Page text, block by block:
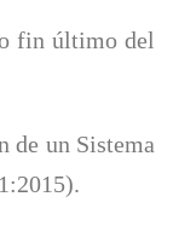
fin último del
de un Sistema